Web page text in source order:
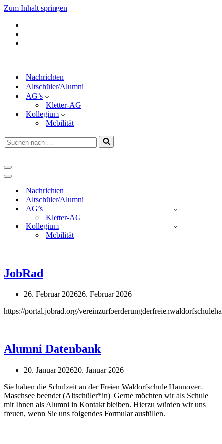
Zum Inhalt springen
Nachrichten
Altschüler/Alumni
AG’s
Kletter-AG
Kollegium
Mobilität
Suchen
nach …
Navigationsmenü
Navigationsmenü
Nachrichten
Altschüler/Alumni
AG’s
Kletter-AG
Kollegium
Mobilität
JobRad
26. Februar 202626. Februar 2026
https://portal.jobrad.org/
Alumni Datenbank
20. Januar 202620. Januar 2026
Sie haben die Schulzeit an der Freien Waldorfschule Hannover-
Maschsee beendet (Altschüler*in). Gerne möchten wir als Schule
mit Ihnen als Alumni in Kontakt bleiben. Hierzu würden wir uns
freuen, wenn Sie uns folgendes Formular ausfüllen.